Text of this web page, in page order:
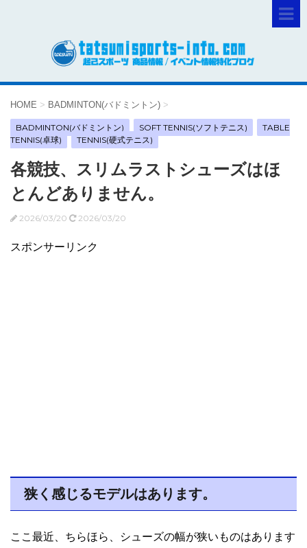
HOME > BADMINTON(バドミントン) >
BADMINTON(バドミントン) SOFT TENNIS(ソフトテニス)
TABLE
TENNIS(卓球)
TENNIS(硬式テニス)
各競技、スリムラストシューズはほ
とんどありません。
2026/03/20 2026/03/20
スポンサーリンク
狭く感じるモデルはあります。
ここ最近、ちらほら、シューズの幅が狭いものはあります